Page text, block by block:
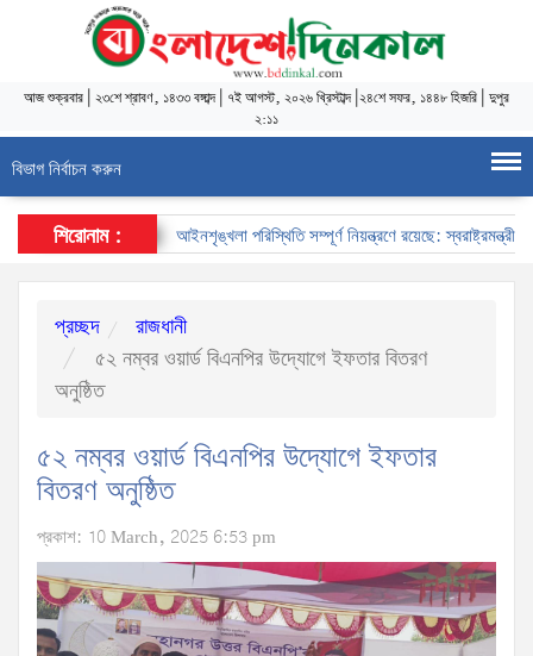
আজশুক্রবার ২৩শে শ্রাবণ, ১৪৩৩ বঙ্গাব্দ| ৭ই আগস্ট, ২০২৬ খ্রিস্টাব্দ| ২৪শে সফর, ১৪৪৮ হিজরি দুপুর
২:১১
বিভাগ নির্বাচন করুন
শিরোনাম : আইনশৃঙ্খলা পরিস্থিতি সম্পূর্ণ নিয়ন্ত্রণে রয়েছে: স্বরাষ্ট্রমন্ত্রী
প্রচ্ছদ
রাজধানী
৫২ নম্বর ওয়ার্ড বিএনপির উদ্যোগে ইফতার বিতরণ
অনুষ্ঠিত
৫২ নম্বর ওয়ার্ড বিএনপির উদ্যোগে ইফতার
বিতরণ অনুষ্ঠিত
প্রকাশ: 10 March, 2025 6:53 pm